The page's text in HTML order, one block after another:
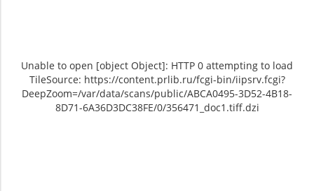
Unable to open [object Object]: HTTP 0 attempting to load
TileSource: https://content.prlib.ru/fcgi-bin/iipsrv.fcgi?
DeepZoom=/var/data/scans/public/ABCA0495-3D52-4B18-
8D71-6A36D3DC38FE/0/356471_doc1.tiff.dzi